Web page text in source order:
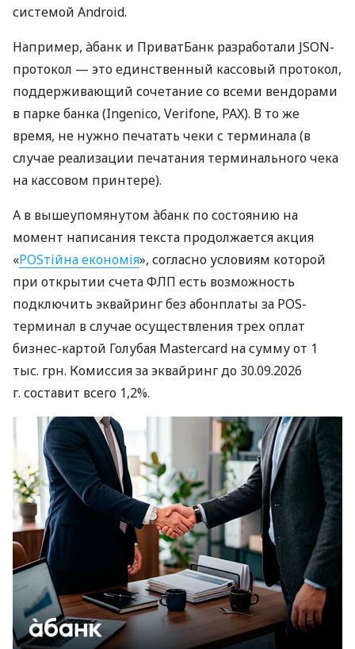
системой Android.
Например, àбанк и ПриватБанк разработали JSON-
протокол — это единственный кассовый протокол,
поддерживающий сочетание со всеми вендорами
в парке банка (Ingenico, Verifone, PAX). В то же
время, не нужно печатать чеки с терминала (в
случае реализации печатания терминального чека
на кассовом принтере).
А в вышеупомянутом àбанк по состоянию на
момент написания текста продолжается акция
«POSтійна економія», согласно условиям которой
при открытии счета ФЛП есть возможность
подключить эквайринг без абонплаты за POS-
терминал в случае осуществления трех оплат
бизнес-картой Голубая Mastercard на сумму от 1
тыс. грн. Комиссия за эквайринг до 30.09.2026
г. составит всего 1,2%.